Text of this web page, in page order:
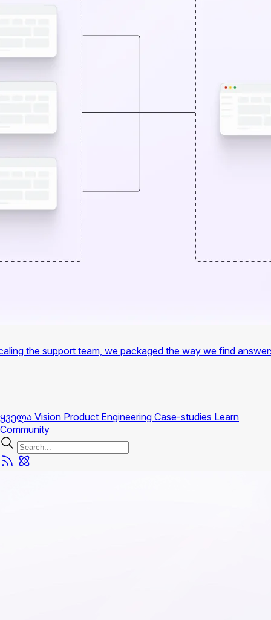
the support team, we packaged the way we find
ყველა Vision Product Engineering Case-studies Learn
Community